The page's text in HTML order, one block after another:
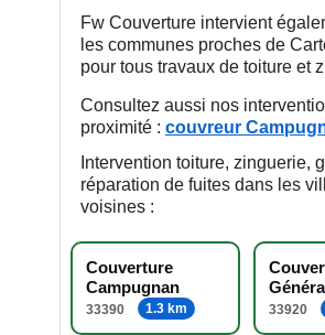
Fw Couverture intervient
les communes proches de
pour tous travaux de toiture et
Consultez aussi nos
proximité : couvreur
Intervention toiture, zinguerie,
réparation de fuites dans les
voisines :
Couverture
Campugnan
33390 1.3 km 33920